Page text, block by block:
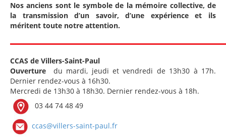
Nos anciens sont le symbole de la mémoire collective, de
la transmission d’un savoir, d’une expérience et ils
méritent toute notre attention.
CCAS de Villers-Saint-Paul
Ouverture du mardi, jeudi et vendredi de 13h30 à 17h.
Dernier rendez-vous à 16h30.
Mercredi de 13h30 à 18h30. Dernier rendez-vous à 18h.
03 44 74 48 49
ccas@villers-saint-paul.fr